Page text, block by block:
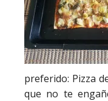
preferido: Pizza
que no te